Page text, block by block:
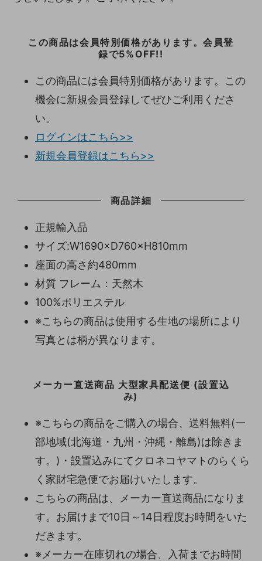
この商品は会員特別価格があります。会員登
録で5%OFF!!
この商品には会員特別価格があります。この
機会に新規会員登録してぜひご利用くださ
い。
ログインはこちら>>
新規会員登録はこちら>>
商品詳細
正規輸入品
サイズ:W1690×D760×H810mm
座面の高さ約480mm
材質 フレーム：天然木
100%ポリエステル
※こちらの商品は使用する生地の場所により
写真とは柄が異なります。
メーカー直送商品 大型家具配送便 (設置込
み)
※こちらの商品をご購入の場合、送料無料(一
部地域(北海道・九州・沖縄・離島)は除きま
す。)・設置込みにてクロネコヤマトのらくら
く家財宅急便でお届けいたします。
こちらの商品は、メーカー直送商品になりま
す。お届けまで10日～14日程度お時間をいた
だきます。
※メーカー在庫切れの場合、入荷までお時間